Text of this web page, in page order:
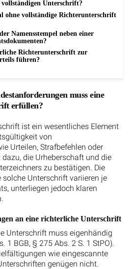
Unterschrift?
ohne vollständige Richterunterschrift
Namensstempel neben einer
Richterunterschrift zur
führen?
muss eine
erfüllen?
ist ein wesentliches Element
von
Urteilen, Strafbefehlen oder
die Urheberschaft und die
zu bestätigen. Die
solche Unterschrift variieren je
unterliegen jedoch klaren
an eine richterliche Unterschrift
Unterschrift muss eigenhändig
1 BGB, § 275 Abs. 2 S. 1 StPO).
wie eingescannte
genügen nicht.